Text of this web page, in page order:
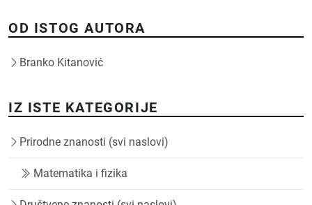
OD ISTOG AUTORA
Branko Kitanović
IZ ISTE KATEGORIJE
Prirodne znanosti (svi naslovi)
Matematika i fizika